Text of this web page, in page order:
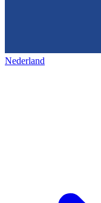
Nederland